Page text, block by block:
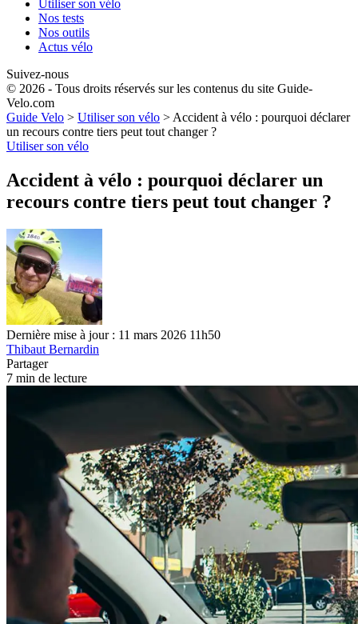
Utiliser son vélo
Nos tests
Nos outils
Actus vélo
Suivez-nous
© 2026 - Tous droits réservés sur les contenus du site Guide-
Velo.com
Guide Velo > Utiliser son vélo > Accident à vélo : pourquoi déclarer
un recours contre tiers peut tout changer ?
Utiliser son vélo
Accident à vélo : pourquoi déclarer un
recours contre tiers peut tout changer ?
Dernière mise à jour : 11 mars 2026 11h50
Thibaut Bernardin
Partager
7 min de lecture